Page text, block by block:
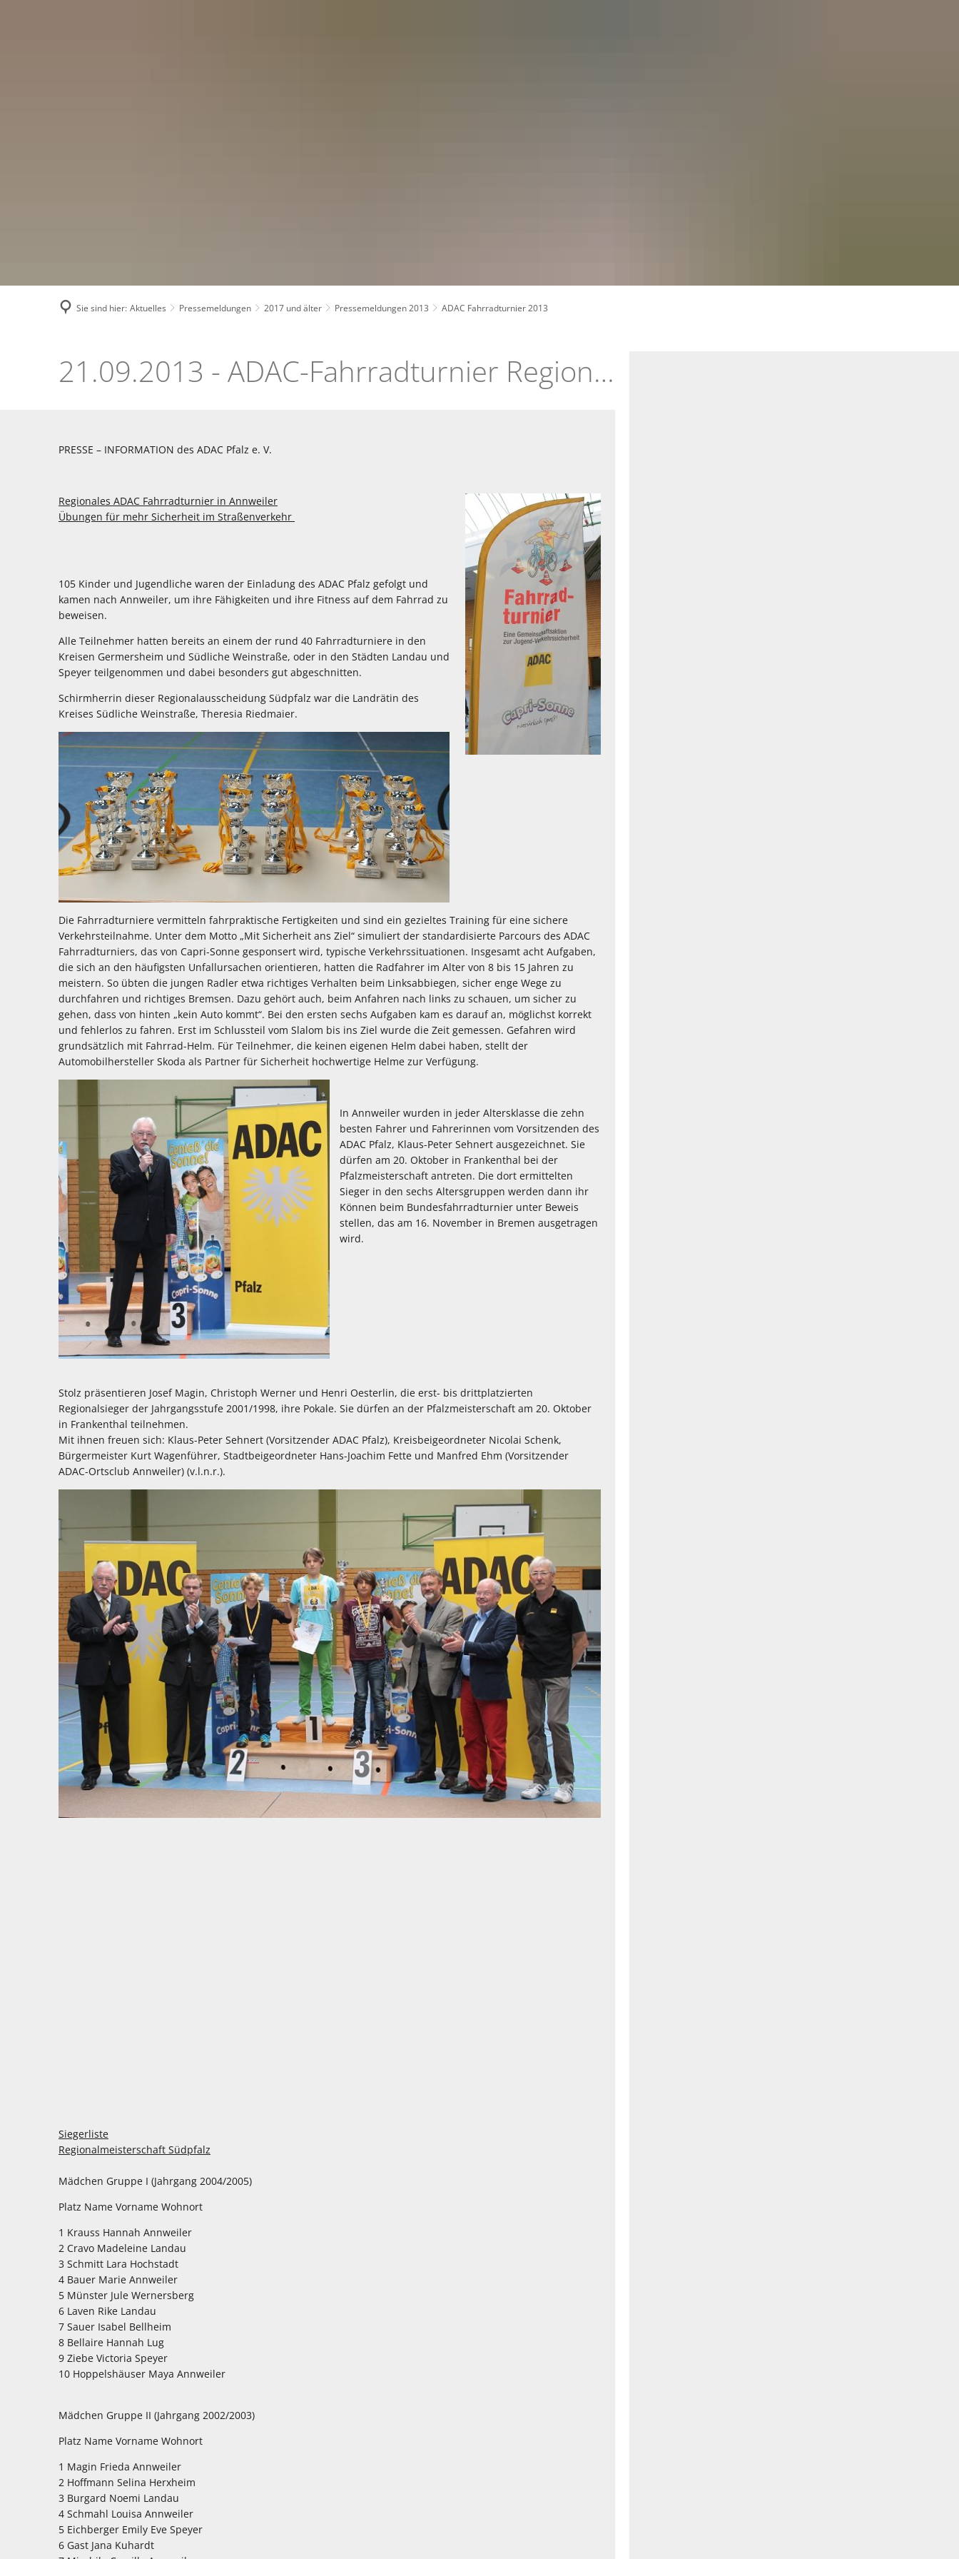
Sie sind hier: Aktuelles Pressemeldungen 2017 und älter Pressemeldungen 2013 ADAC Fahrradturnier 2013
ADAC
2013
21.09.2013 - ADAC-Fahrradturnier Regionalmeisterschaft Südpfalz
PRESSE – INFORMATION des ADAC Pfalz e. V.
Regionales ADAC Fahrradturnier in Annweiler
Übungen für mehr Sicherheit im Straßenverkehr
105 Kinder und Jugendliche waren der Einladung des ADAC Pfalz gefolgt und
kamen nach Annweiler, um ihre Fähigkeiten und ihre Fitness auf dem Fahrrad zu
beweisen.
Alle Teilnehmer hatten bereits an einem der rund 40 Fahrradturniere in den
Kreisen Germersheim und Südliche Weinstraße, oder in den Städten Landau und
Speyer teilgenommen und dabei besonders gut abgeschnitten.
Schirmherrin dieser Regionalausscheidung Südpfalz war die Landrätin des
Kreises Südliche Weinstraße, Theresia Riedmaier.
Die Fahrradturniere vermitteln fahrpraktische Fertigkeiten und sind ein gezieltes Training für eine sichere
Verkehrsteilnahme. Unter dem Motto „Mit Sicherheit ans Ziel“ simuliert der standardisierte Parcours des ADAC
Fahrradturniers, das von Capri-Sonne gesponsert wird, typische Verkehrssituationen. Insgesamt acht Aufgaben,
die sich an den häufigsten Unfallursachen orientieren, hatten die Radfahrer im Alter von 8 bis 15 Jahren zu
meistern. So übten die jungen Radler etwa richtiges Verhalten beim Linksabbiegen, sicher enge Wege zu
durchfahren und richtiges Bremsen. Dazu gehört auch, beim Anfahren nach links zu schauen, um sicher zu
gehen, dass von hinten „kein Auto kommt“. Bei den ersten sechs Aufgaben kam es darauf an, möglichst korrekt
und fehlerlos zu fahren. Erst im Schlussteil vom Slalom bis ins Ziel wurde die Zeit gemessen. Gefahren wird
grundsätzlich mit Fahrrad-Helm. Für Teilnehmer, die keinen eigenen Helm dabei haben, stellt der
Automobilhersteller Skoda als Partner für Sicherheit hochwertige Helme zur Verfügung.
In Annweiler wurden in jeder Altersklasse die zehn
besten Fahrer und Fahrerinnen vom Vorsitzenden des
ADAC Pfalz, Klaus-Peter Sehnert ausgezeichnet. Sie
dürfen am 20. Oktober in Frankenthal bei der
Pfalzmeisterschaft antreten. Die dort ermittelten
Sieger in den sechs Altersgruppen werden dann ihr
Können beim Bundesfahrradturnier unter Beweis
stellen, das am 16. November in Bremen ausgetragen
wird.
Stolz präsentieren Josef Magin, Christoph Werner und Henri Oesterlin, die erst- bis drittplatzierten
Regionalsieger der Jahrgangsstufe 2001/1998, ihre Pokale. Sie dürfen an der Pfalzmeisterschaft am 20. Oktober
in Frankenthal teilnehmen.
Mit ihnen freuen sich: Klaus-Peter Sehnert (Vorsitzender ADAC Pfalz), Kreisbeigeordneter Nicolai Schenk,
Bürgermeister Kurt Wagenführer, Stadtbeigeordneter Hans-Joachim Fette und Manfred Ehm (Vorsitzender
ADAC-Ortsclub Annweiler) (v.l.n.r.).
Siegerliste
Regionalmeisterschaft Südpfalz
Mädchen Gruppe I (Jahrgang 2004/2005)
Platz Name Vorname Wohnort
1 Krauss Hannah Annweiler
2 Cravo Madeleine Landau
3 Schmitt Lara Hochstadt
4 Bauer Marie Annweiler
5 Münster Jule Wernersberg
6 Laven Rike Landau
7 Sauer Isabel Bellheim
8 Bellaire Hannah Lug
9 Ziebe Victoria Speyer
10 Hoppelshäuser Maya Annweiler
Mädchen Gruppe II (Jahrgang 2002/2003)
Platz Name Vorname Wohnort
1 Magin Frieda Annweiler
2 Hoffmann Selina Herxheim
3 Burgard Noemi Landau
4 Schmahl Louisa Annweiler
5 Eichberger Emily Eve Speyer
6 Gast Jana Kuhardt